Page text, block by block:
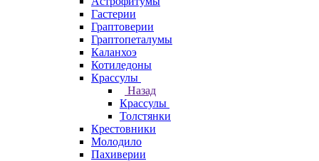
Гастерии
Граптоверии
Граптопеталумы
Каланхоэ
Котиледоны
Крассулы
Назад
Крассулы
Толстянки
Крестовники
Молодило
Пахиверии